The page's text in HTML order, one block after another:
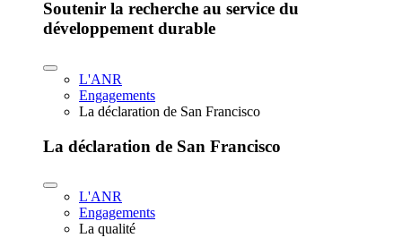
Soutenir la recherche au service du
développement durable
L'ANR
Engagements
La déclaration de San Francisco
La déclaration de San Francisco
L'ANR
Engagements
La qualité